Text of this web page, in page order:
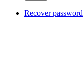
Recover password